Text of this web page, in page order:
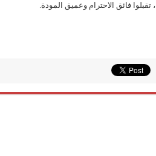
تقبلوا فائق الاحترام وعميق المودة.